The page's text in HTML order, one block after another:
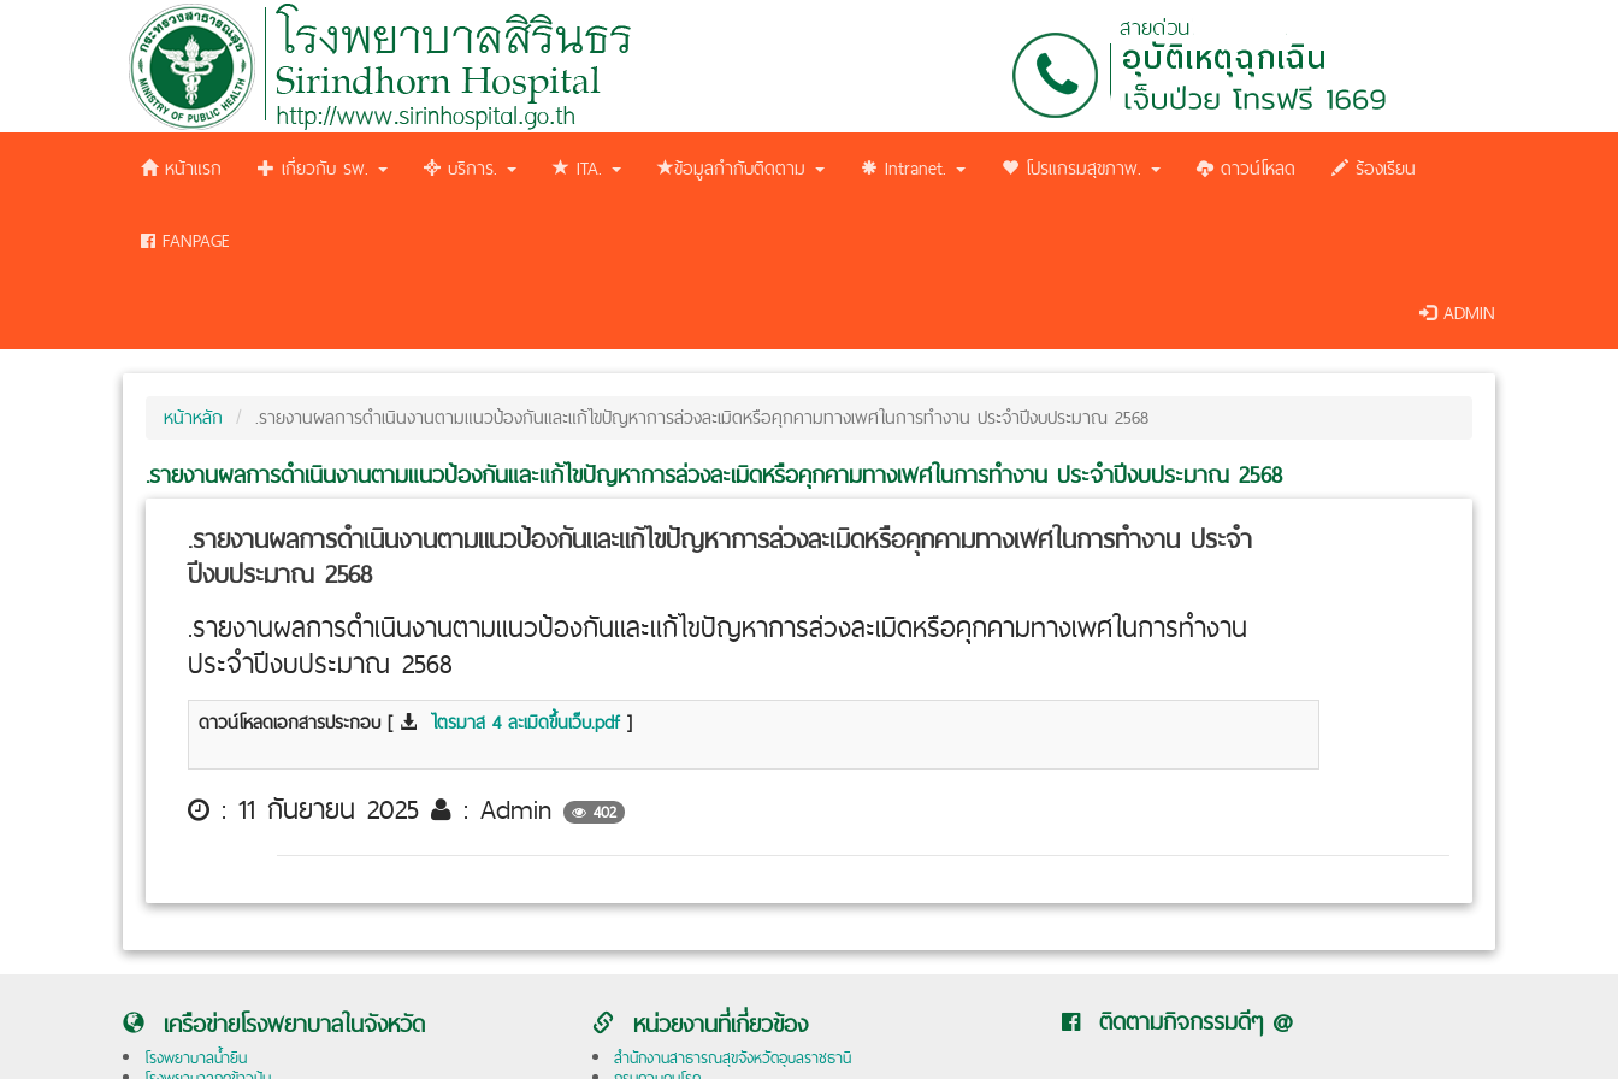
หน้าแรก เกี่ยวกับ รพ. บริการ. ITA. ข้อมูลกำกับติดตาม Intranet. โปรแกรมสุขภาพ. ดาวน์โหลด ร้องเรียน
FANPAGE
ADMIN
หน้าหลัก .รายงานผลการดำเนินงานตามแนวป้องกันและแก้ไขปัญหาการล่วงละเมิดหรือคุกคามทางเพศในการทำงาน ประจำปีงบประมาณ 2568
.รายงานผลการดำเนินงานตามแนวป้องกันและแก้ไขปัญหาการล่วงละเมิดหรือคุกคามทางเพศในการทำงาน ประจำปีงบประมาณ 2568
.รายงานผลการดำเนินงานตามแนวป้องกันและแก้ไขปัญหาการล่วงละเมิดหรือคุกคามทางเพศในการทำงาน ประจำ
ปีงบประมาณ 2568
.รายงานผลการดำเนินงานตามแนวป้องกันและแก้ไขปัญหาการล่วงละเมิดหรือคุกคามทางเพศในการทำงาน
ประจำปีงบประมาณ 2568
ดาวน์โหลดเอกสารประกอบ [ ไตรมาส 4 ละเมิดขึ้นเว็บ.pdf]
: 11 กันยายน 2025 : Admin 402
เครือข่ายโรงพยาบาลในจังหวัด
โรงพยาบาลน้ำยืน
หน่วยงานที่เกี่ยวข้อง
สำนักงานสาธารณสุขจังหวัดอุบลราชธานี
ติดตามกิจกรรมดีๆ @